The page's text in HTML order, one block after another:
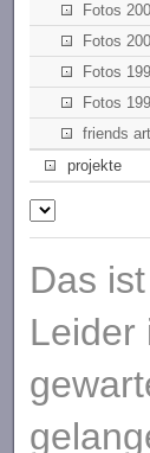
Fotos
Fotos
Fotos
Fotos
friends art
projekte
Das
Leider